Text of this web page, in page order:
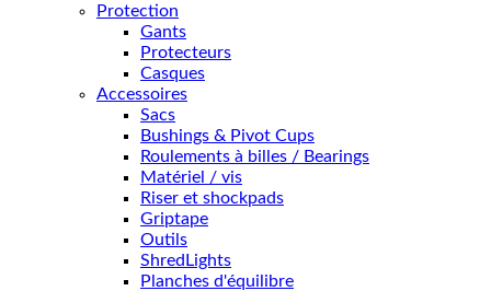
Protection
Gants
Protecteurs
Casques
Accessoires
Sacs
Bushings & Pivot Cups
Roulements à billes / Bearings
Matériel / vis
Riser et shockpads
Griptape
Outils
ShredLights
Planches d'équilibre